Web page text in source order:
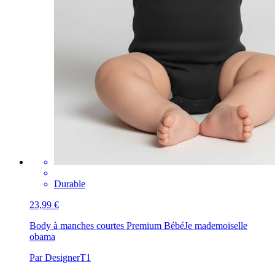
Durable
23,99 €
Body à manches courtes Premium BébéJe mademoiselle
obama
Par DesignerT1